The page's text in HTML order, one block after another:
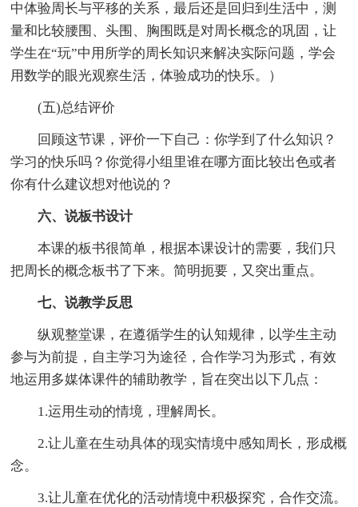
中体验周长与平移的关系，最后还是回归到生活中，测
量和比较腰围、头围、胸围既是对周长概念的巩固，让
学生在“玩”中用所学的周长知识来解决实际问题，学会
用数学的眼光观察生活，体验成功的快乐。）
(五)总结评价
回顾这节课，评价一下自己：你学到了什么知识？
学习的快乐吗？你觉得小组里谁在哪方面比较出色或者
你有什么建议想对他说的？
六、说板书设计
本课的板书很简单，根据本课设计的需要，我们只
把周长的概念板书了下来。简明扼要，又突出重点。
七、说教学反思
纵观整堂课，在遵循学生的认知规律，以学生主动
参与为前提，自主学习为途径，合作学习为形式，有效
地运用多媒体课件的辅助教学，旨在突出以下几点：
1.运用生动的情境，理解周长。
2.让儿童在生动具体的现实情境中感知周长，形成概
念。
3.让儿童在优化的活动情境中积极探究，合作交流。